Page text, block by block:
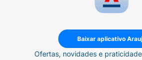
Baixar aplicativo
Ofertas, novidades e